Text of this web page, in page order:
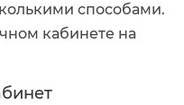
способами.
кабинете на